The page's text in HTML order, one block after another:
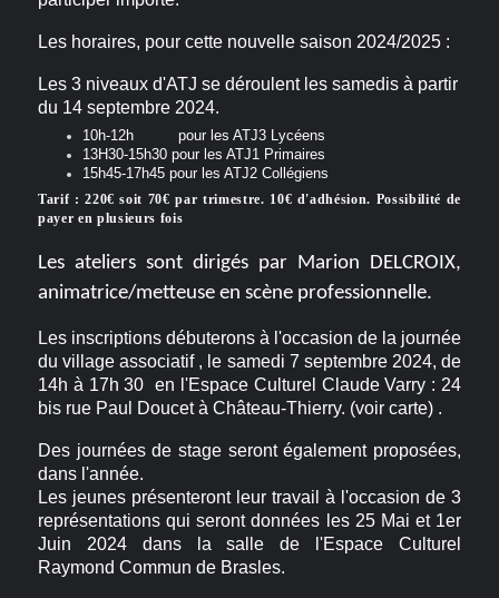
Les horaires, pour cette nouvelle saison 2024/2025 :
Les 3 niveaux d'ATJ se déroulent les samedis à partir
du 14 septembre 2024.
10h-12h pour les ATJ3 Lycéens
13H30-15h30 pour les ATJ1 Primaires
15h45-17h45 pour les ATJ2 Collégiens
Tarif : 220€ soit 70€ par trimestre. 10€ d'adhésion. Possibilité de
payer en plusieurs fois
Les ateliers sont dirigés par Marion DELCROIX,
animatrice/metteuse en scène professionnelle.
Les inscriptions débuterons à l'occasion de la journée
du village associatif , le samedi 7 septembre 2024, de
14h à 17h 30 en l'Espace Culturel Claude Varry : 24
bis rue Paul Doucet à Château-Thierry. (voir carte) .
Des journées de stage seront également proposées,
dans l'année.
Les jeunes présenteront leur travail à l'occasion de 3
représentations qui seront données les 25 Mai et 1er
Juin 2024 dans la salle de l'Espace Culturel
Raymond Commun de Brasles.